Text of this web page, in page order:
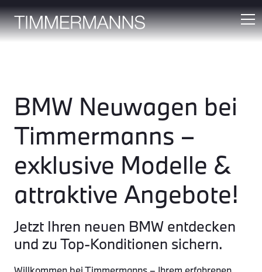
BMW Neuwagen bei
Timmermanns –
exklusive Modelle &
attraktive Angebote!
Jetzt Ihren neuen BMW entdecken
und zu Top-Konditionen sichern.